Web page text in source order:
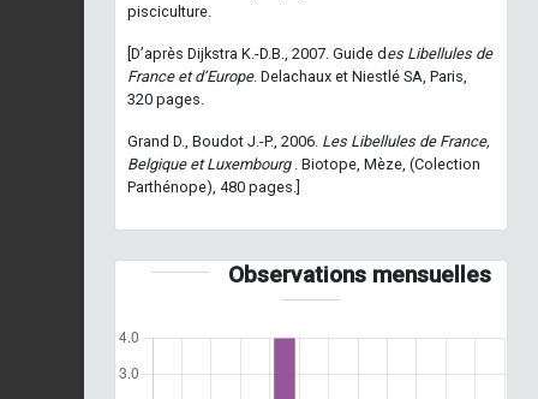
pisciculture.
[D’après Dijkstra K.-D.B., 2007. Guide d es Libellules de
France et d’Europe. Delachaux et Niestlé SA, Paris,
320 pages.
Grand D., Boudot J.-P., 2006. Les Libellules de France,
Belgique et Luxembourg. Biotope, Mèze, (Colection
Parthénope), 480 pages.]
Observations mensuelles